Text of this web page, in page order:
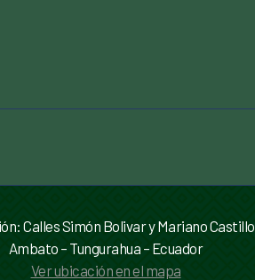
Calles Simón Bolivar y Mariano Castillo
Ambato – Tungurahua – Ecuador
Ver ubicación en el mapa